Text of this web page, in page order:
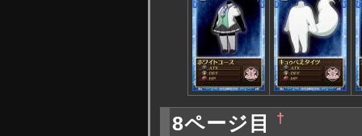
8ページ目 †